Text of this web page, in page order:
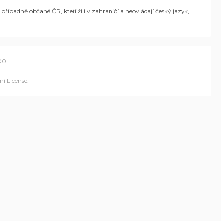
případně občané ČR, kteří žili v zahraničí a neovládají český jazyk,
License.